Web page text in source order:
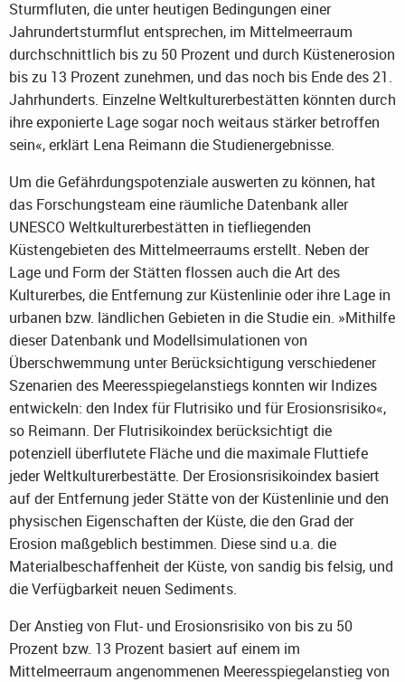
Sturmfluten, die unter heutigen Bedingungen einer
Jahrundertsturmflut entsprechen, im Mittelmeerraum
durchschnittlich bis zu 50 Prozent und durch Küstenerosion
bis zu 13 Prozent zunehmen, und das noch bis Ende des 21.
Jahrhunderts. Einzelne Weltkulturerbestätten könnten durch
ihre exponierte Lage sogar noch weitaus stärker betroffen
sein«, erklärt Lena Reimann die Studienergebnisse.
Um die Gefährdungspotenziale auswerten zu können, hat
das Forschungsteam eine räumliche Datenbank aller
UNESCO Weltkulturerbestätten in tiefliegenden
Küstengebieten des Mittelmeerraums erstellt. Neben der
Lage und Form der Stätten flossen auch die Art des
Kulturerbes, die Entfernung zur Küstenlinie oder ihre Lage in
urbanen bzw. ländlichen Gebieten in die Studie ein. »Mithilfe
dieser Datenbank und Modellsimulationen von
Überschwemmung unter Berücksichtigung verschiedener
Szenarien des Meeresspiegelanstiegs konnten wir Indizes
entwickeln: den Index für Flutrisiko und für Erosionsrisiko«,
so Reimann. Der Flutrisikoindex berücksichtigt die
potenziell überflutete Fläche und die maximale Fluttiefe
jeder Weltkulturerbestätte. Der Erosionsrisikoindex basiert
auf der Entfernung jeder Stätte von der Küstenlinie und den
physischen Eigenschaften der Küste, die den Grad der
Erosion maßgeblich bestimmen. Diese sind u.a. die
Materialbeschaffenheit der Küste, von sandig bis felsig, und
die Verfügbarkeit neuen Sediments.
Der Anstieg von Flut- und Erosionsrisiko von bis zu 50
Prozent bzw. 13 Prozent basiert auf einem im
Mittelmeerraum angenommenen Meeresspiegelanstieg von